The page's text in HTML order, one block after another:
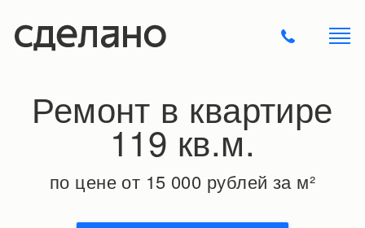
Ремонт в квартире
119 кв.м.
по цене от 15 000 рублей за м²